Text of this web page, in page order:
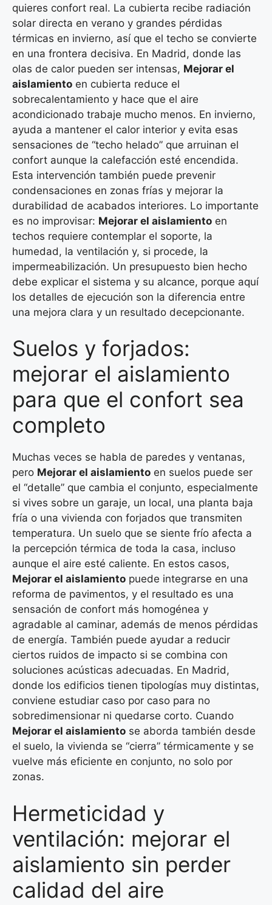
quieres confort real. La cubierta recibe radiación
solar directa en verano y grandes pérdidas
térmicas en invierno, así que el techo se convierte
en una frontera decisiva. En Madrid, donde las
olas de calor pueden ser intensas, Mejorar el
aislamiento en cubierta reduce el
sobrecalentamiento y hace que el aire
acondicionado trabaje mucho menos. En invierno,
ayuda a mantener el calor interior y evita esas
sensaciones de “techo helado” que arruinan el
confort aunque la calefacción esté encendida.
Esta intervención también puede prevenir
condensaciones en zonas frías y mejorar la
durabilidad de acabados interiores. Lo importante
es no improvisar: Mejorar el aislamiento en
techos requiere contemplar el soporte, la
humedad, la ventilación y, si procede, la
impermeabilización. Un presupuesto bien hecho
debe explicar el sistema y su alcance, porque aquí
los detalles de ejecución son la diferencia entre
una mejora clara y un resultado decepcionante.
Suelos y forjados:
mejorar el aislamiento
para que el confort sea
completo
Muchas veces se habla de paredes y ventanas,
pero Mejorar el aislamiento en suelos puede ser
el “detalle” que cambia el conjunto, especialmente
si vives sobre un garaje, un local, una planta baja
fría o una vivienda con forjados que transmiten
temperatura. Un suelo que se siente frío afecta a
la percepción térmica de toda la casa, incluso
aunque el aire esté caliente. En estos casos,
Mejorar el aislamiento puede integrarse en una
reforma de pavimentos, y el resultado es una
sensación de confort más homogénea y
agradable al caminar, además de menos pérdidas
de energía. También puede ayudar a reducir
ciertos ruidos de impacto si se combina con
soluciones acústicas adecuadas. En Madrid,
donde los edificios tienen tipologías muy distintas,
conviene estudiar caso por caso para no
sobredimensionar ni quedarse corto. Cuando
Mejorar el aislamiento se aborda también desde
el suelo, la vivienda se “cierra” térmicamente y se
vuelve más eficiente en conjunto, no solo por
zonas.
Hermeticidad y
ventilación: mejorar el
aislamiento sin perder
calidad del aire